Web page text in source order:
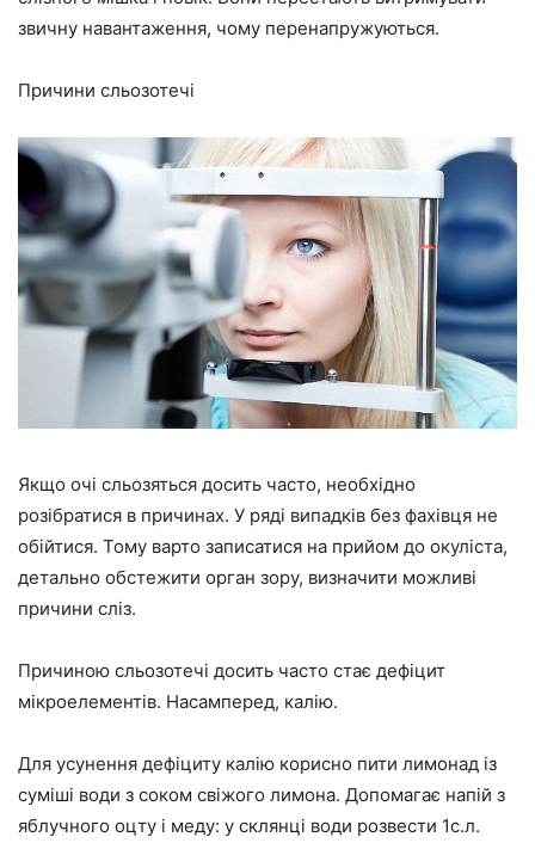
звичну навантаження, чому перенапружуються.
Причини сльозотечі
Якщо очі сльозяться досить часто, необхідно
розібратися в причинах. У ряді випадків без фахівця не
обійтися. Тому варто записатися на прийом до окуліста,
детально обстежити орган зору, визначити можливі
причини сліз.
Причиною сльозотечі досить часто стає дефіцит
мікроелементів. Насамперед, калію.
Для усунення дефіциту калію корисно пити лимонад із
суміші води з соком свіжого лимона. Допомагає напій з
яблучного оцту і меду: у склянці води розвести 1с.л.